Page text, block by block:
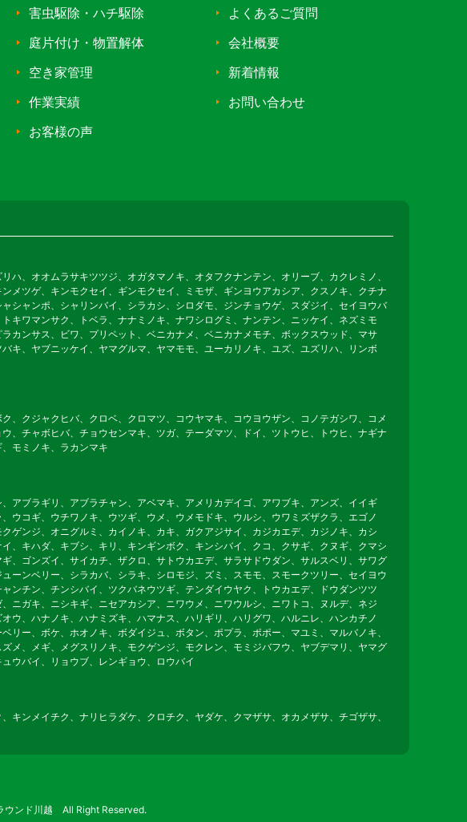
害虫駆除・ハチ駆除
庭片付け・物置解体
空き家管理
作業実績
お客様の声
よくあるご質問
会社概要
新着情報
お問い合わせ
、オオムラサキツツジ、オガタマノキ、オタフクナンテン、オリーブ、カクレミノ、
メツゲ、キンモクセイ、ギンモクセイ、ミモザ、ギンヨウアカシア、クスノキ、クチナ
シャンポ、シャリンバイ、シラカシ、シロダモ、ジンチョウゲ、スダジイ、セイヨウバ
キワマンサク、トベラ、ナナミノキ、ナワシログミ、ナンテン、ニッケイ、ネズミモ
カンサス、ビワ、プリペット、ベニカナメ、ベニカナメモチ、ボックスウッド、マサ
キ、ヤブニッケイ、ヤマグルマ、ヤマモモ、ユーカリノキ、ユズ、ユズリハ、リンボ
、クジャクヒバ、クロベ、クロマツ、コウヤマキ、コウヨウザン、コノテガシワ、コメ
、チャボヒバ、チョウセンマキ、ツガ、テーダマツ、ドイ、ツトウヒ、トウヒ、ナギナ
モミノキ、ラカンマキ
アブラギリ、アブラチャン、アベマキ、アメリカデイゴ、アワブキ、アンズ、イイギ
ウコギ、ウチワノキ、ウツギ、ウメ、ウメモドキ、ウルシ、ウワミズザクラ、エゴノ
ゲンジ、オニグルミ、カイノキ、カキ、ガクアジサイ、カジカエデ、カジノキ、カシ
、キハダ、キブシ、キリ、キンギンボク、キンシバイ、クコ、クサギ、クヌギ、クマシ
、ゴンズイ、サイカチ、ザクロ、サトウカエデ、サラサドウダン、サルスベリ、サワグ
ーンベリー、シラカバ、シラキ、シロモジ、ズミ、スモモ、スモークツリー、セイヨウ
ンチン、チンシバイ、ツクバネウツギ、テンダイウヤク、トウカエデ、ドウダンツツ
ニガキ、ニシキギ、ニセアカシア、ニワウメ、ニワウルシ、ニワトコ、ヌルデ、ネジ
ウ、ハナノキ、ハナミズキ、ハマナス、ハリギリ、ハリグワ、ハルニレ、ハンカチノ
ー、ボケ、ホオノキ、ボダイジュ、ボタン、ポプラ、ポポー、マユミ、マルバノキ、
メ、メギ、メグスリノキ、モクゲンジ、モクレン、モミジバフウ、ヤブデマリ、ヤマグ
ウバイ、リョウブ、レンギョウ、ロウバイ
ンメイチク、ナリヒラダケ、クロチク、ヤダケ、クマザサ、オカメザサ、チゴザサ、
ウンド川越 All Right Reserved.